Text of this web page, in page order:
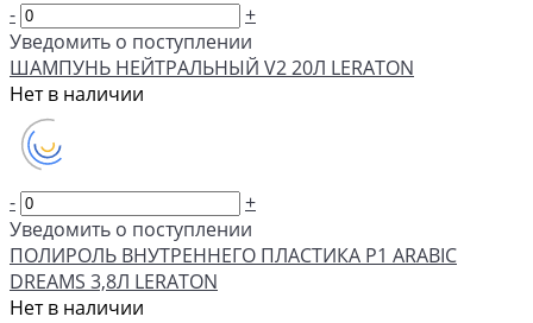
-
+
Уведомить о поступлении
ШАМПУНЬ НЕЙТРАЛЬНЫЙ V2 20Л LERATON
Нет в наличии
-
+
Уведомить о поступлении
ПОЛИРОЛЬ ВНУТРЕННЕГО ПЛАСТИКА P1 ARABIC
DREAMS 3,8Л LERATON
Нет в наличии